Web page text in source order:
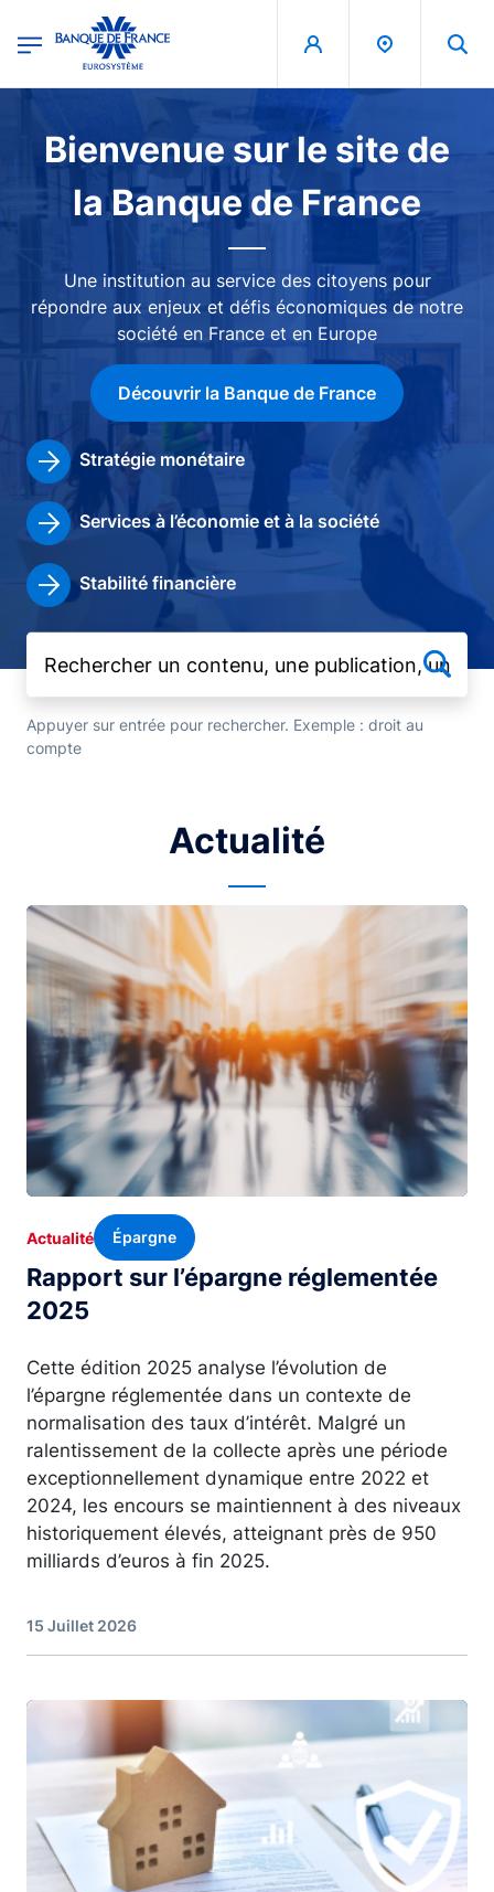
Banque de France - Menu Principal
Bienvenue sur le site de
la Banque de France
Une institution au service des citoyens pour
répondre aux enjeux et défis économiques de notre
société en France et en Europe
Découvrir la Banque de France
Stratégie monétaire
Services à l’économie et à la société
Stabilité financière
Appuyer sur entrée pour rechercher. Exemple : droit au
compte
Actualité
Image
Rapport sur l’épargne réglementée
2025
Actualité Épargne
Cette édition 2025 analyse l’évolution de
l’épargne réglementée dans un contexte de
normalisation des taux d’intérêt. Malgré un
ralentissement de la collecte après une période
exceptionnellement dynamique entre 2022 et
2024, les encours se maintiennent à des niveaux
historiquement élevés, atteignant près de 950
milliards d’euros à fin 2025.
15 Juillet 2026